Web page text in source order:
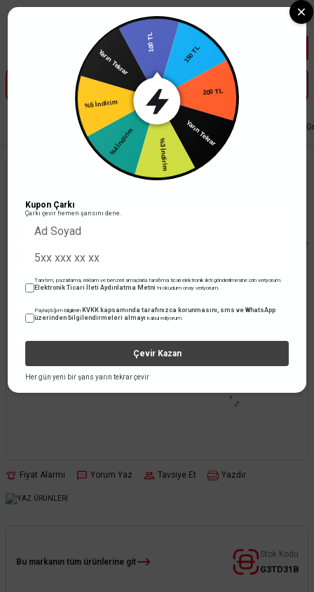
Tüm Banka Kartlarına Vade Farksız 3-5 Taksit Fırsatı Mailorder ile
Anahtar Priz Grup Prizler Modelleri Mutlusan - Viko Multi-Let
Fiyat Alarmı Yorum Yaz Tavsiye Et Yazdır
Bu markanın tüm ürünlerine git
Stok Kodu
G3TD31B
150 TL
Yarın Tekrar
%4 İndirim
Yarın Tekrar
Kupon Çarkı
Çarkı çevir hemen şansını dene.
Tanıtım, pazarlama, reklam ve benzeri amaçlarla tarafıma ticari elektronik ileti gönderilmesine izin veriyorum.
Elektronik Ticari İleti Aydınlatma Metni 'ni okudum onay veriyorum.
Paylaştığım bilgilerin KVKK kapsamında tarafınızca korunmasını, sms ve WhatsApp
üzerinden bilgilendirmeleri almayı kabul ediyorum.
Çevir Kazan
Her gün yeni bir şans yarın tekrar çevir